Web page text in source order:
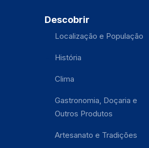
Descobrir
Localização e População
História
Clima
Gastronomia, Doçaria e
Outros Produtos
Artesanato e Tradições